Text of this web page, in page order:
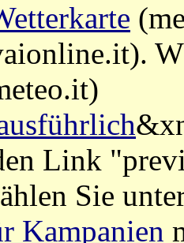
Link
Sie
Kampanien